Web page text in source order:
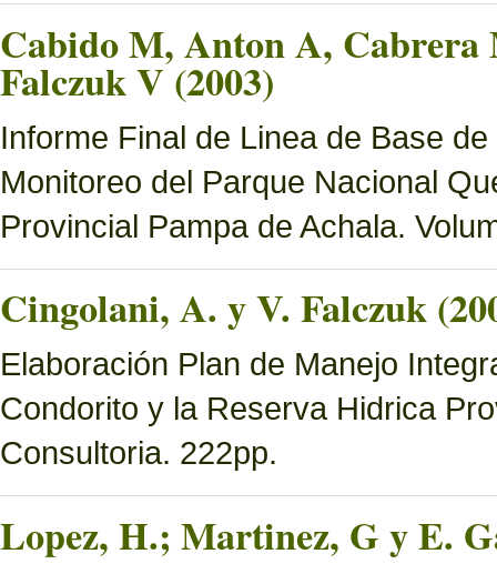
Cabido M, Anton A,
Falczuk V (2003)
Informe Final de Linea de Base
Monitoreo del Parque Nacional
Provincial Pampa de Achala.
Cingolani, A. y V. Falczuk
Elaboración Plan de Manejo
Condorito y la Reserva Hidrica
Consultoria. 222pp.
Lopez, H.; Martinez, G y E.